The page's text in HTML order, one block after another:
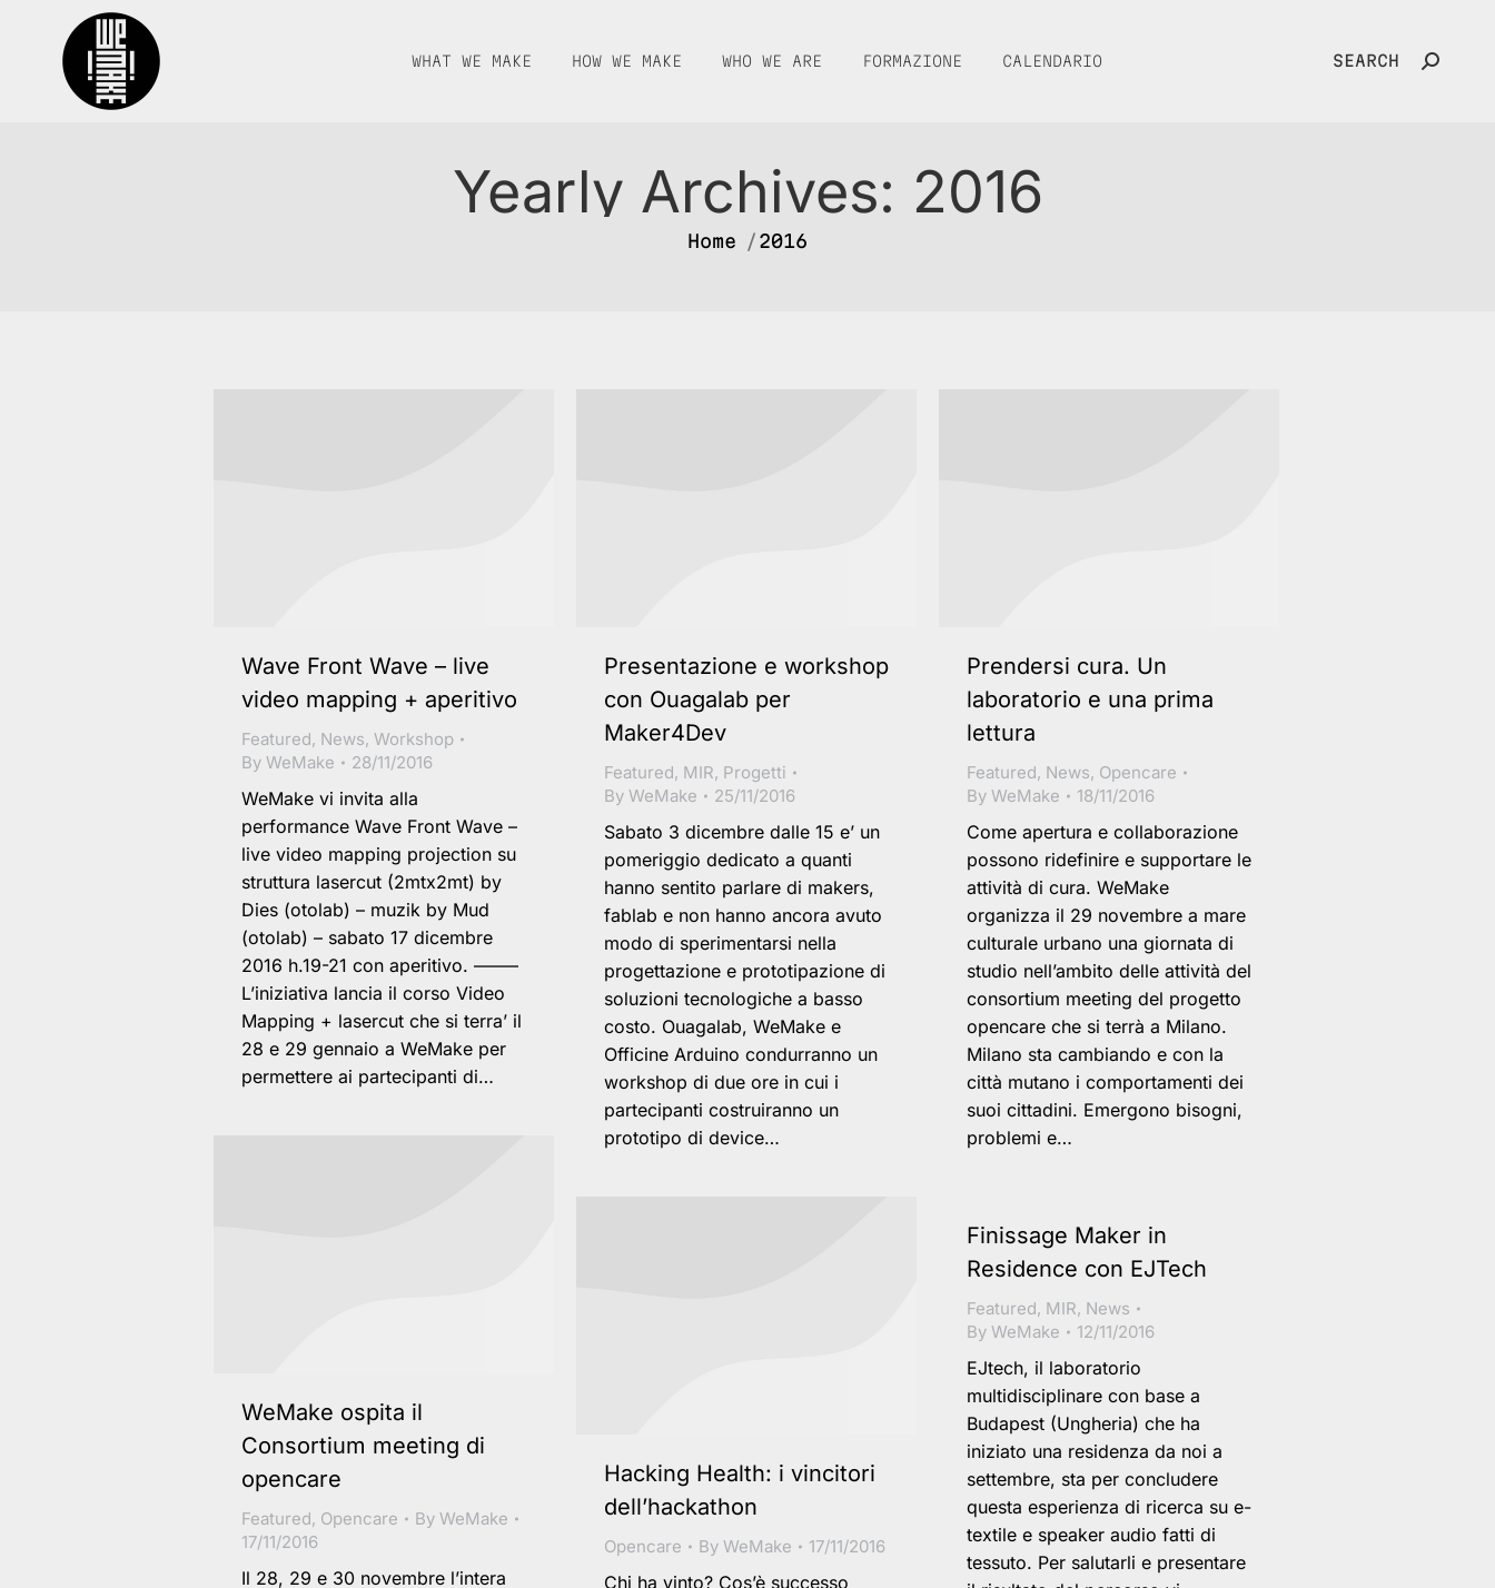
WHAT WE MAKE HOW WE MAKE WHO WE ARE FORMAZIONE CALENDARIO SEARCH Search:
Yearly Archives: 2016
You are here:
Home 2016
Wave Front Wave – live
video mapping + aperitivo
Featured, News, Workshop
By WeMake 28/11/2016
WeMake vi invita alla
performance Wave Front Wave –
live video mapping projection su
struttura lasercut (2mtx2mt) by
Dies (otolab) – muzik by Mud
(otolab) – sabato 17 dicembre
2016 h.19-21 con aperitivo. ——–
L’iniziativa lancia il corso Video
Mapping + lasercut che si terra’ il
28 e 29 gennaio a WeMake per
permettere ai partecipanti di…
Presentazione e workshop
con Ouagalab per
Maker4Dev
Featured, MIR, Progetti
By WeMake 25/11/2016
Sabato 3 dicembre dalle 15 e’ un
pomeriggio dedicato a quanti
hanno sentito parlare di makers,
fablab e non hanno ancora avuto
modo di sperimentarsi nella
progettazione e prototipazione di
soluzioni tecnologiche a basso
costo. Ouagalab, WeMake e
Officine Arduino condurranno un
workshop di due ore in cui i
partecipanti costruiranno un
prototipo di device…
Prendersi cura. Un
laboratorio e una prima
lettura
Featured, News, Opencare
By WeMake 18/11/2016
Come apertura e collaborazione
possono ridefinire e supportare le
attività di cura. WeMake
organizza il 29 novembre a mare
culturale urbano una giornata di
studio nell’ambito delle attività del
consortium meeting del progetto
opencare che si terrà a Milano.
Milano sta cambiando e con la
città mutano i comportamenti dei
suoi cittadini. Emergono bisogni,
problemi e…
WeMake ospita il
Consortium meeting di
opencare
Featured, Opencare By WeMake
17/11/2016
Il 28, 29 e 30 novembre l’intera
Hacking Health: i vincitori
dell’hackathon
Opencare By WeMake 17/11/2016
Chi ha vinto? Cos’è successo
Finissage Maker in
Residence con EJTech
Featured, MIR, News
By WeMake 12/11/2016
EJtech, il laboratorio
multidisciplinare con base a
Budapest (Ungheria) che ha
iniziato una residenza da noi a
settembre, sta per concludere
questa esperienza di ricerca su e-
textile e speaker audio fatti di
tessuto. Per salutarli e presentare